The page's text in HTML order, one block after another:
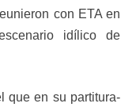
con ETA en
idílico de
que en su partitura-